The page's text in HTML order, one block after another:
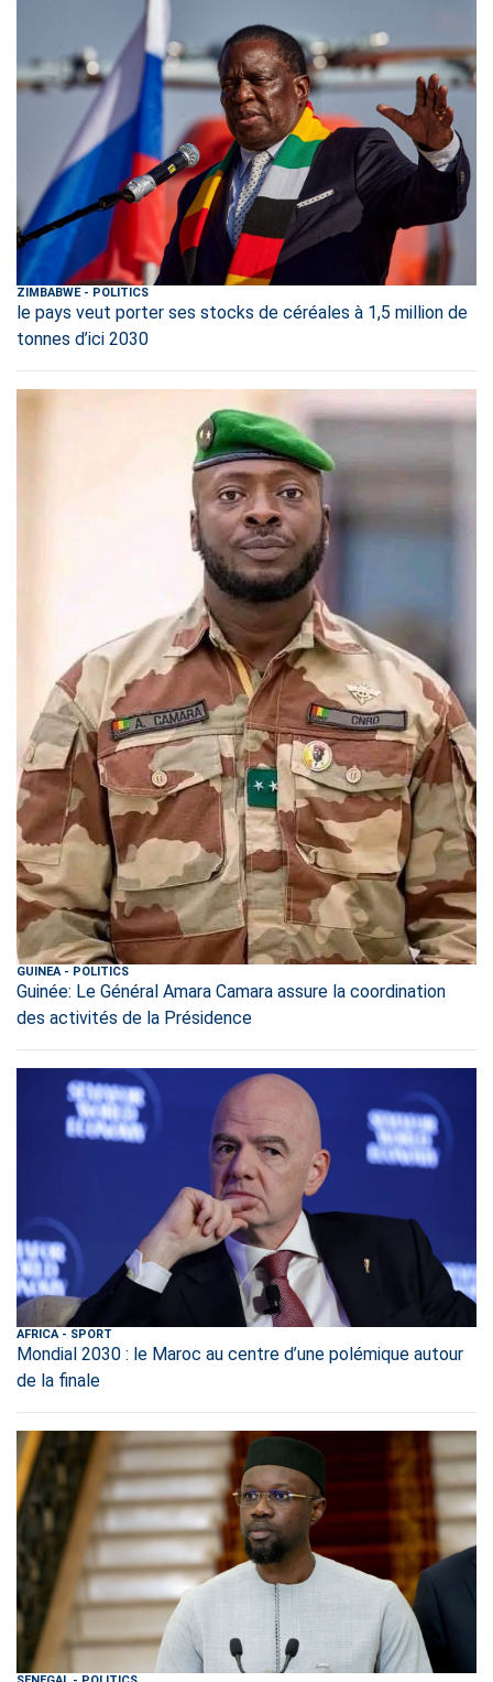
ZIMBABWE- POLITICS
le pays veut porter ses stocks de céréales à 1,5 million de
tonnes d’ici 2030
GUINEA- POLITICS
Guinée: Le Général Amara Camara assure la coordination
des activités de la Présidence
AFRICA- SPORT
Mondial 2030 : le Maroc au centre d’une polémique autour
de la finale